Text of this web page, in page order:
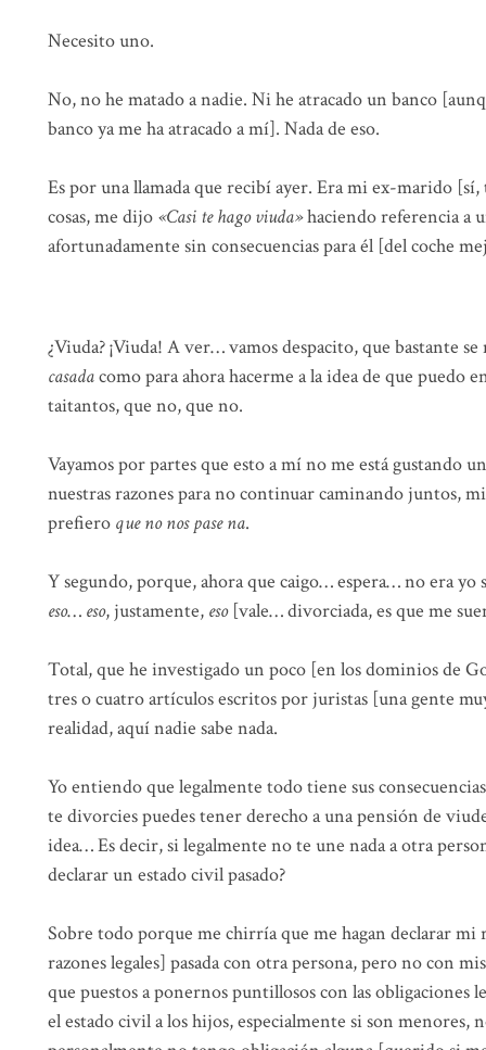
Necesito uno.
No, no he matado a nadie. Ni he atracado un banco
banco ya me ha atracado a mí]. Nada de eso.
Es por una llamada que recibí ayer. Era mi ex-marido
cosas, me dijo «Casi te hago viuda»haciendo referencia a
afortunadamente sin consecuencias para él [del coche
¿Viuda? ¡Viuda! A ver… vamos despacito, que bastante
casadacomo para ahora hacerme a la idea de que puedo
taitantos, que no, que no.
Vayamos por partes que esto a mí no me está gustando
nuestras razones para no continuar caminando juntos,
prefiero que no nos pase na.
Y segundo, porque, ahora que caigo… espera… no era yo
eso… eso, justamente, eso [vale… divorciada, es que me
Total, que he investigado un poco [en los dominios de
tres o cuatro artículos escritos por juristas [una gente
realidad, aquí nadie sabe nada.
Yo entiendo que legalmente todo tiene sus
te divorcies puedes tener derecho a una pensión de
idea… Es decir, si legalmente no te une nada a otra
declarar un estado civil pasado?
Sobre todo porque me chirría que me hagan declarar mi
razones legales] pasada con otra persona, pero no con
que puestos a ponernos puntillosos con las obligaciones
el estado civil a los hijos, especialmente si son menores,